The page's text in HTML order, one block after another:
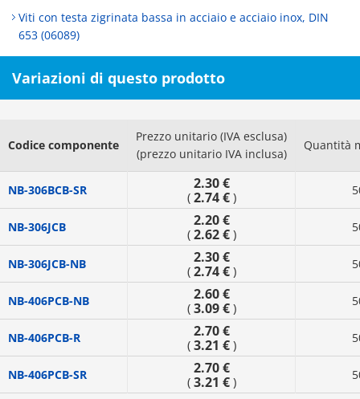
Viti con testa zigrinata bassa in acciaio e acciaio inox, DIN
653 (06089)
Variazioni di questo prodotto
Codice componente
Prezzo unitario (IVA esclusa)
(prezzo unitario IVA inclusa)
Quantità
NB-306BCB-SR 2.30 €
( 2.74 €)
NB-306JCB 2.20 €
( 2.62 €)
NB-306JCB-NB 2.30 €
( 2.74 €)
NB-406PCB-NB 2.60 €
( 3.09 €)
NB-406PCB-R 2.70 €
( 3.21 €)
NB-406PCB-SR 2.70 €
( 3.21 €)